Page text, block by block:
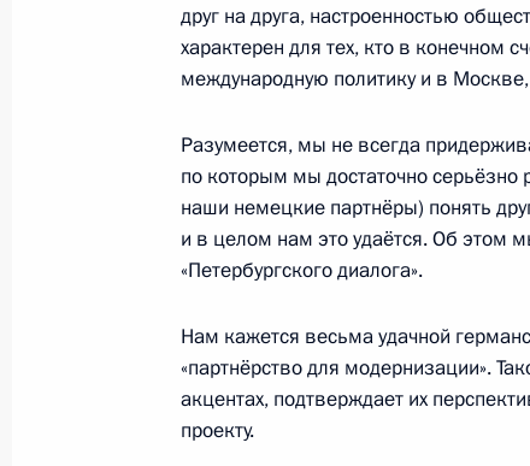
Вступительное слово на
коррупции
Выступление на церемонии
их назначения на вышестоящие
и присвоения им высших
29 сентября 2008 года,
друг на друга, настроенностью
характерен для тех, кто в конечном
международную политику и в
Разумеется, мы не всегда
по которым мы достаточно
наши немецкие партнёры) понять
и в целом нам это удаётся. Об этом
«Петербургского диалога».
Нам кажется весьма удачной
«партнёрство для модернизации».
акцентах, подтверждает их
проекту.